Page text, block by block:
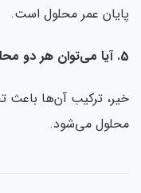
پایان عمر محلول است.
5. آیا می‌توان هر دو محلول را در یک ظرف نگهداری کرد؟
خیر، ترکیب آن‌ها باعث
محلول می‌شود.